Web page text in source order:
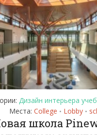
Дизайн интерьера
Места: College • Lobby •
школа